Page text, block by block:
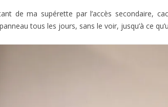
de ma supérette par l’accès secondaire,
tous les jours, sans le voir, jusqu’à ce